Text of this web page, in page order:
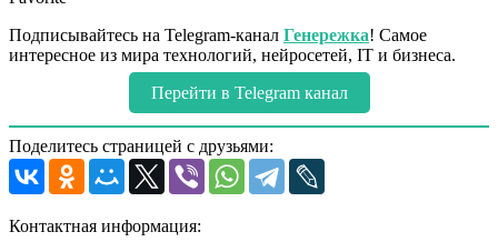
Подписывайтесь на Telegram-канал Генережка! Самое
интересное из мира технологий, нейросетей, IT и бизнеса.
Перейти в Telegram канал
Поделитесь страницей с друзьями:
Контактная информация: